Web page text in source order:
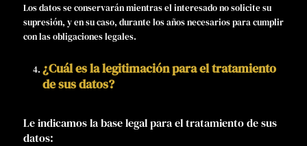
Los datos se conservarán mientras el interesado no solicite su
supresión, y en su caso, durante los años necesarios para cumplir
con las obligaciones legales.
¿Cuál es la legitimación para el tratamiento
de sus datos?
Le indicamos la base legal para el tratamiento de sus
datos: